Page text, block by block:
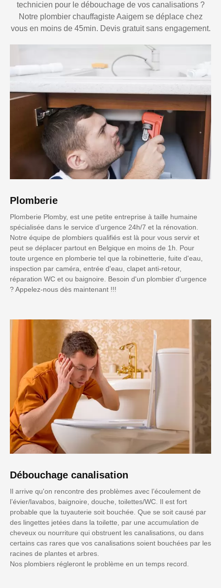
technicien pour le débouchage de vos canalisations ?
Notre plombier chauffagiste Aaigem se déplace chez
vous en moins de 45min. Devis gratuit sans engagement.
Plomberie
Plomberie Plomby, est une petite entreprise à taille humaine
spécialisée dans le service d’urgence 24h/7 et la rénovation.
Notre équipe de plombiers qualifiés est là pour vous servir et
peut se déplacer partout en Belgique en moins de 1h. Pour
toute urgence en plomberie tel que la robinetterie, fuite d'eau,
inspection par caméra, entrée d'eau, clapet anti-retour,
réparation WC et ou baignoire. Besoin d'un plombier d'urgence
? Appelez-nous dès maintenant !!!
Débouchage canalisation
Il arrive qu'on rencontre des problèmes avec l’écoulement de
l’évier/lavabos, baignoire, douche, toilettes/WC. Il est fort
probable que la tuyauterie soit bouchée. Que se soit causé par
des lingettes jetées dans la toilette, par une accumulation de
cheveux ou nourriture qui obstruent les canalisations, ou dans
certains cas rares que vos canalisations soient bouchées par les
racines de plantes et arbres.
Nos plombiers régleront le problème en un temps record.